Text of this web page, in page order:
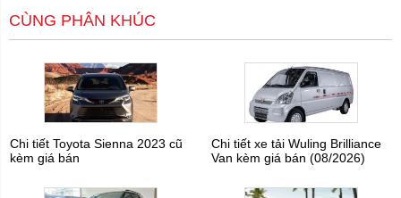
CÙNG PHÂN KHÚC
Chi tiết Toyota Sienna 2023 cũ
kèm giá bán
Chi tiết xe tải Wuling Brilliance
Van kèm giá bán (08/2026)